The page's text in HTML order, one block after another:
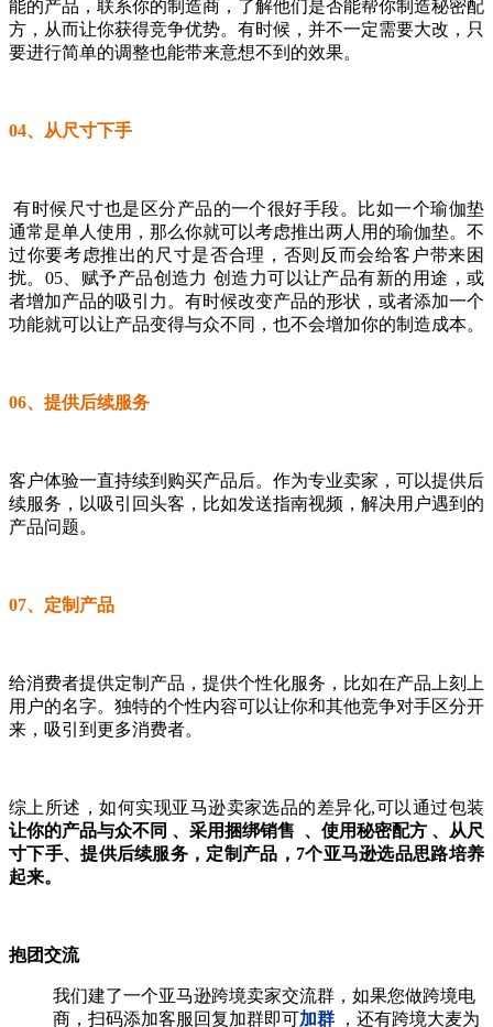
能的产品，联系你的制造商，了解他们是否能帮你制造秘密配
方，从而让你获得竞争优势。有时候，并不一定需要大改，只
要进行简单的调整也能带来意想不到的效果。
04、从尺寸下手
有时候尺寸也是区分产品的一个很好手段。比如一个瑜伽垫
通常是单人使用，那么你就可以考虑推出两人用的瑜伽垫。不
过你要考虑推出的尺寸是否合理，否则反而会给客户带来困
扰。 05、赋予产品创造力 创造力可以让产品有新的用途，或
者增加产品的吸引力。有时候改变产品的形状，或者添加一个
功能就可以让产品变得与众不同，也不会增加你的制造成本。
06、提供后续服务
客户体验一直持续到购买产品后。作为专业卖家，可以提供后
续服务，以吸引回头客，比如发送指南视频，解决用户遇到的
产品问题。
07、定制产品
给消费者提供定制产品，提供个性化服务，比如在产品上刻上
用户的名字。独特的个性内容可以让你和其他竞争对手区分开
来，吸引到更多消费者。
综上所述，如何实现亚马逊卖家选品的差异化,可以通过包装
让你的产品与众不同 、采用捆绑销售 、使用秘密配方 、从尺
寸下手、提供后续服务，定制产品，7个亚马逊选品思路培养
起来。
抱团交流
我们建了一个亚马逊跨境卖家交流群，如果您做跨境电
商，扫码添加客服回复加群即可加群 ，还有跨境大麦为